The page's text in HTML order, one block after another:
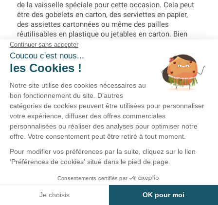
de la vaisselle spéciale pour cette occasion. Cela peut
être des gobelets en carton, des serviettes en papier,
des assiettes cartonnées ou même des pailles
réutilisables en plastique ou jetables en carton. Bien
évidemment, vous ne devez pas nécessairement partir
sur une gamme complète. Par exemple, si vous
souhaitez garder vos assiettes et prévoir des verres à
vin pour le repas, prenez juste des serviettes pour
apporter une touche festive. Si un espace est prévu pour
l’apéro, cela peut être l’occasion de mettre à disposition
de vos invités de petits toasts dans des assiettes
d’anniversaire multicolores en carton et de servir l’apéro
dans des gobelets en carton.
Ne pas partir sur une gamme complète n’est pas un
problème, au contraire cela va permettre d’aérer votre
décoration de table. Comme nous l’expliquons dans le
paragraphe juste en dessous, cela sera bénéfique à
votre déco de table.
Décorer sa table d’anniversaire, sans en faire